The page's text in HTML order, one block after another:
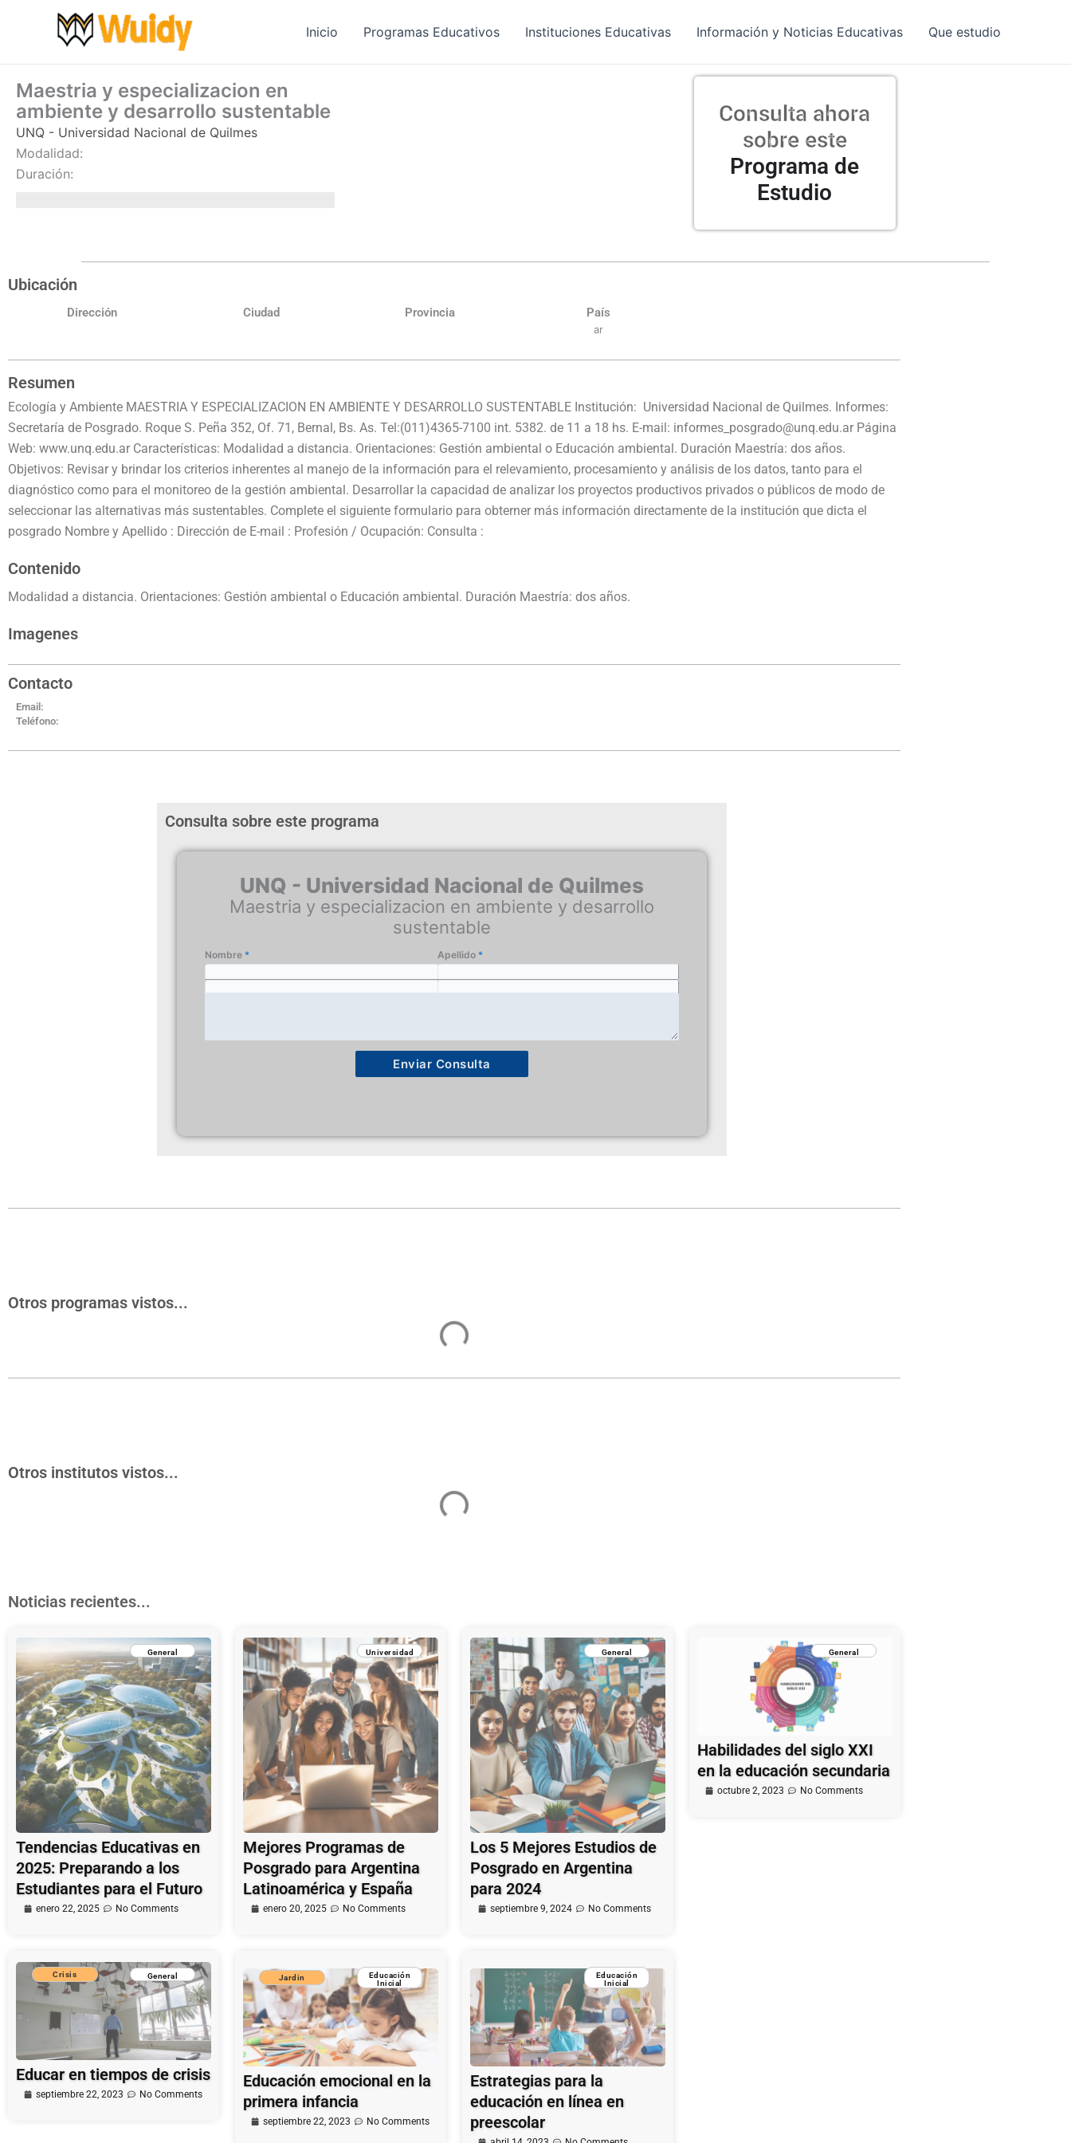
Inicio Programas Educativos Instituciones Educativas Información y Noticias Educativas Que estudio
Maestria y especializacion en
ambiente y desarrollo sustentable
UNQ - Universidad Nacional de Quilmes
Modalidad:
Duración:
Consulta ahora
sobre este
Programa de
Estudio
Ubicación
Dirección Ciudad Provincia País
ar
Resumen
Ecología y Ambiente MAESTRIA Y ESPECIALIZACION EN AMBIENTE Y DESARROLLO SUSTENTABLE Institución: Universidad Nacional de Quilmes. Informes:
Secretaría de Posgrado. Roque S. Peña 352, Of. 71, Bernal, Bs. As. Tel:(011)4365-7100 int. 5382. de 11 a 18 hs. E-mail: informes_posgrado@unq.edu.ar Página
Web: www.unq.edu.ar Características: Modalidad a distancia. Orientaciones: Gestión ambiental o Educación ambiental. Duración Maestría: dos años.
Objetivos: Revisar y brindar los criterios inherentes al manejo de la información para el relevamiento, procesamiento y análisis de los datos, tanto para el
diagnóstico como para el monitoreo de la gestión ambiental. Desarrollar la capacidad de analizar los proyectos productivos privados o públicos de modo de
seleccionar las alternativas más sustentables. Complete el siguiente formulario para obterner más información directamente de la institución que dicta el
posgrado Nombre y Apellido : Dirección de E-mail : Profesión / Ocupación: Consulta :
Contenido
Modalidad a distancia. Orientaciones: Gestión ambiental o Educación ambiental. Duración Maestría: dos años.
Imagenes
Contacto
Email:
Teléfono:
Consulta sobre este programa
UNQ - Universidad Nacional de Quilmes
Maestria y especializacion en ambiente y desarrollo
sustentable
Nombre *
Apellido*
Enviar Consulta
Otros programas vistos...
Otros institutos vistos...
Noticias recientes...
General
Tendencias Educativas en
2025: Preparando a los
Estudiantes para el Futuro
enero 22, 2025 No Comments
Universidad
Mejores Programas de
Posgrado para Argentina
Latinoamérica y España
enero 20, 2025 No Comments
General
Los 5 Mejores Estudios de
Posgrado en Argentina
para 2024
septiembre 9, 2024 No Comments
General
Habilidades del siglo XXI
en la educación secundaria
octubre 2, 2023 No Comments
Crisis General
Educar en tiempos de crisis
septiembre 22, 2023 No Comments
Jardin
Educación
Inicial
Educación emocional en la
primera infancia
septiembre 22, 2023 No Comments
Educación
Inicial
Estrategias para la
educación en línea en
preescolar